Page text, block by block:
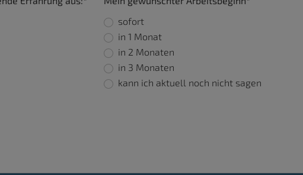
sofort
in 1 Monat
in 2 Monaten
in 3 Monaten
kann ich aktuell noch nicht sagen